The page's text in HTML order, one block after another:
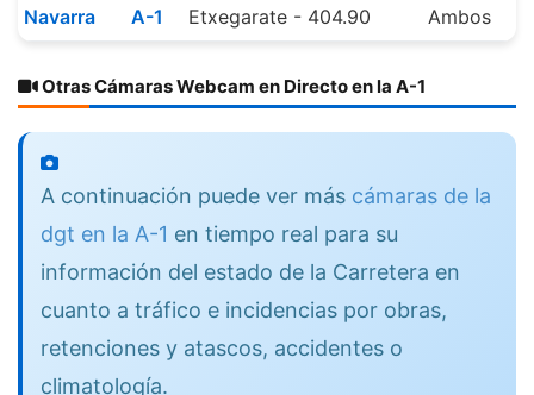
Navarra A-1 Etxegarate - 404.90 Ambos
Otras Cámaras Webcam en Directo en la A-1
A continuación puede ver más cámaras de la
dgt en la A-1 en tiempo real para su
información del estado de la Carretera en
cuanto a tráfico e incidencias por obras,
retenciones y atascos, accidentes o
climatología.